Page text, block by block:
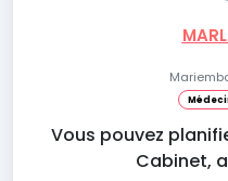
Vous pouvez
Cabinet,